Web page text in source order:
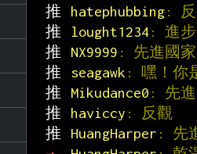
推
hatephubbing: 反
推
lought1234 : 進
推
NX9999 : 先進國家
推
seagawk : 嘿！你
推
Mikudance0 : 先
推
haviccy : 反觀
推
HuangHarper : 先